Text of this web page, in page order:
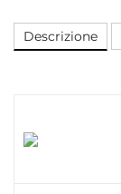
Descrizione